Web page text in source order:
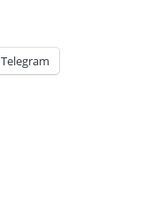
Telegram